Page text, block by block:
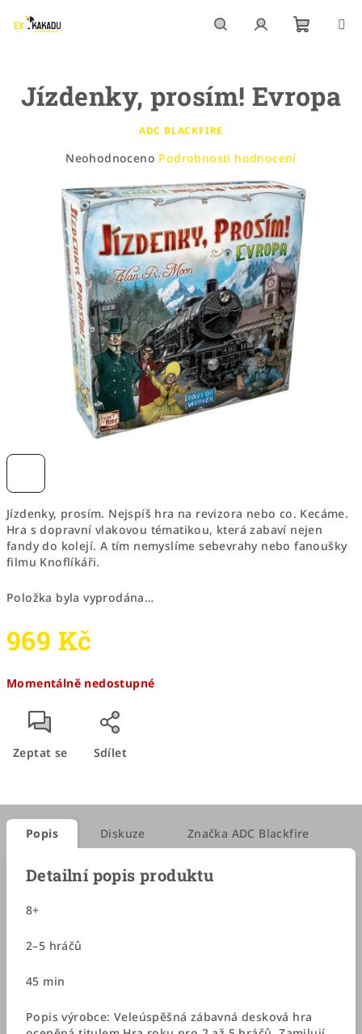
košík
Jízdenky, prosím. Nejspíš hra na revizora nebo co. Kecáme.
Hra s dopravní vlakovou tématikou, která zabaví nejen
fandy do kolejí. A tím nemyslíme sebevrahy nebo fanoušky
filmu Knoflíkáři.
Položka byla vyprodána…
969 Kč
cena:
Momentálně nedostupné
Zeptat se Sdílet
Jízdenky, prosím! Evropa
ADC BLACKFIRE
Průměrné
produktu
je
0,0
z
5
hvězdiček.
Neohodnoceno Podrobnosti hodnocení
Popis Diskuze Značka ADC Blackfire
Detailní popis produktu
8+
2–5 hráčů
45 min
Popis výrobce:Veleúspěšná zábavná desková hra